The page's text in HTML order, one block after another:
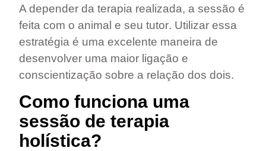
A depender da terapia realizada, a sessão é
feita com o animal e seu tutor. Utilizar essa
estratégia é uma excelente maneira de
desenvolver uma maior ligação e
conscientização sobre a relação dos dois.
Como funciona uma
sessão de terapia
holística?